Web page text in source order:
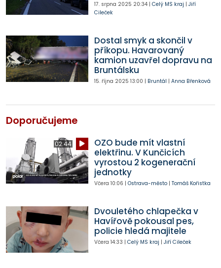
17. srpna 2025 20:34| Celý MS kraj | Jiří
Cileček
Dostal smyk a skončil v
příkopu. Havarovaný
kamion uzavřel dopravu na
Bruntálsku
15. října 2025 13:00 | Bruntál | Anna Břenková
Doporučujeme
02:44
OZO bude mít vlastní
elektřinu. V Kunčicích
vyrostou 2 kogenerační
jednotky
Včera 10:06 | Ostrava-město| Tomáš Kořistka
Dvouletého chlapečka v
Havířově pokousal pes,
policie hledá majitele
Včera 14:33 | Celý MS kraj | Jiří Cileček